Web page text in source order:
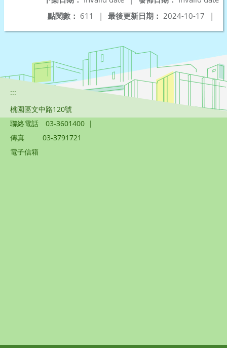
最後更新日期： 2024-10-17 |
點閱數： 611 |
:::
桃園區文中路120號
聯絡電話
03-3601400 |
傳真
03-3791721
電子信箱